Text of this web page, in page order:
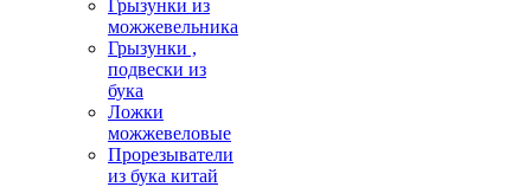
Грызунки из
можжевельника
Грызунки ,
подвески из
бука
Ложки
можжевеловые
Прорезыватели
из бука китай